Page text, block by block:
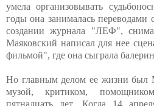
умела организовывать
годы она занималась переводами
создании журнала "ЛЕФ",
Маяковский написал для нее
фильмой", где она сыграла
Но главным делом ее жизни был
музой, критиком,
пятнадцать лет. Когда 14